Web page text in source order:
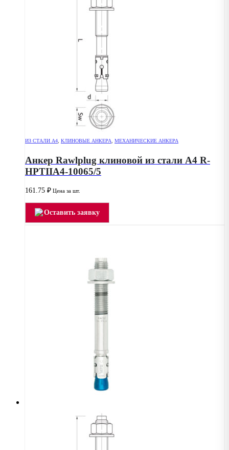
ИЗ СТАЛИ А4, КЛИНОВЫЕ АНКЕРА, МЕХАНИЧЕСКИЕ АНКЕРА
Анкер Rawlplug клиновой из стали А4 R-
HPTIIA4-10065/5
161.75 ₽ Цена за шт.
Оставить заявку